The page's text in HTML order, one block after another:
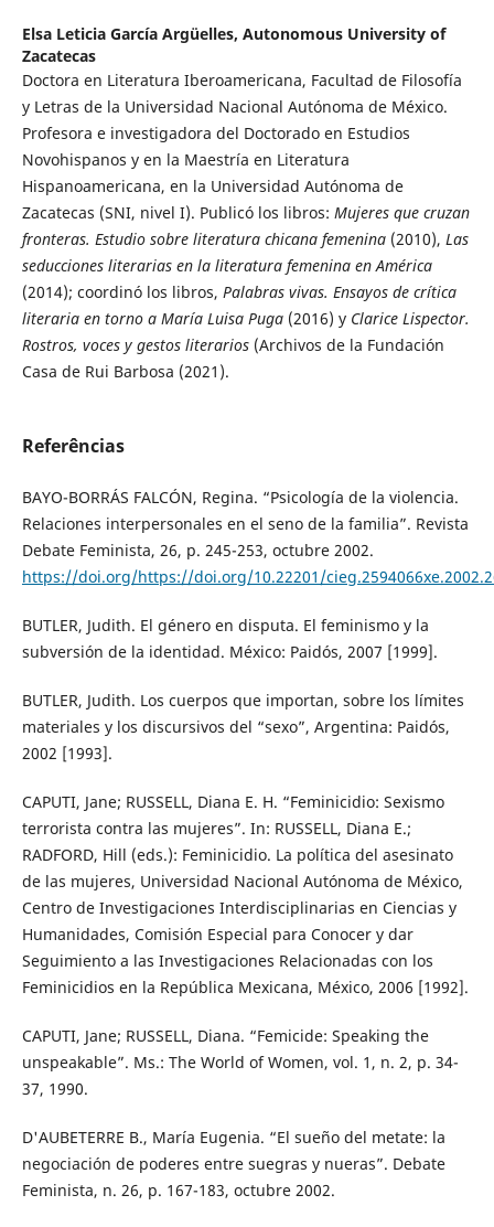
Elsa Leticia García Argüelles, Autonomous University of
Zacatecas
Doctora en Literatura Iberoamericana, Facultad de Filosofía
y Letras de la Universidad Nacional Autónoma de México.
Profesora e investigadora del Doctorado en Estudios
Novohispanos y en la Maestría en Literatura
Hispanoamericana, en la Universidad Autónoma de
Zacatecas (SNI, nivel I). Publicó los libros: Mujeres que cruzan
fronteras. Estudio sobre literatura chicana femenina(2010), Las
seducciones literarias en la literatura femenina en América
(2014); coordinó los libros, Palabras vivas. Ensayos de crítica
literaria en torno a María Luisa Puga(2016) y Clarice Lispector.
Rostros, voces y gestos literarios(Archivos de la Fundación
Casa de Rui Barbosa (2021).
Referências
BAYO-BORRÁS FALCÓN, Regina. “Psicología de la violencia.
Relaciones interpersonales en el seno de la familia”. Revista
Debate Feminista, 26, p. 245-253, octubre 2002.
https://doi.org/https://doi.org/10.22201/
BUTLER, Judith. El género en disputa. El feminismo y la
subversión de la identidad. México: Paidós, 2007 [1999].
BUTLER, Judith. Los cuerpos que importan, sobre los límites
materiales y los discursivos del “sexo”, Argentina: Paidós,
2002 [1993].
CAPUTI, Jane; RUSSELL, Diana E. H. “Feminicidio: Sexismo
terrorista contra las mujeres”. In: RUSSELL, Diana E.;
RADFORD, Hill (eds.): Feminicidio. La política del asesinato
de las mujeres, Universidad Nacional Autónoma de México,
Centro de Investigaciones Interdisciplinarias en Ciencias y
Humanidades, Comisión Especial para Conocer y dar
Seguimiento a las Investigaciones Relacionadas con los
Feminicidios en la República Mexicana, México, 2006 [1992].
CAPUTI, Jane; RUSSELL, Diana. “Femicide: Speaking the
unspeakable”. Ms.: The World of Women, vol. 1, n. 2, p. 34-
37, 1990.
D'AUBETERRE B., María Eugenia. “El sueño del metate: la
negociación de poderes entre suegras y nueras”. Debate
Feminista, n. 26, p. 167-183, octubre 2002.